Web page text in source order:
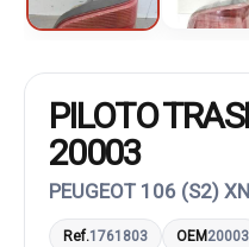
PILOTO
20003
PEUGEOT 106 (S2) XN
Ref.1761803 OEM20003